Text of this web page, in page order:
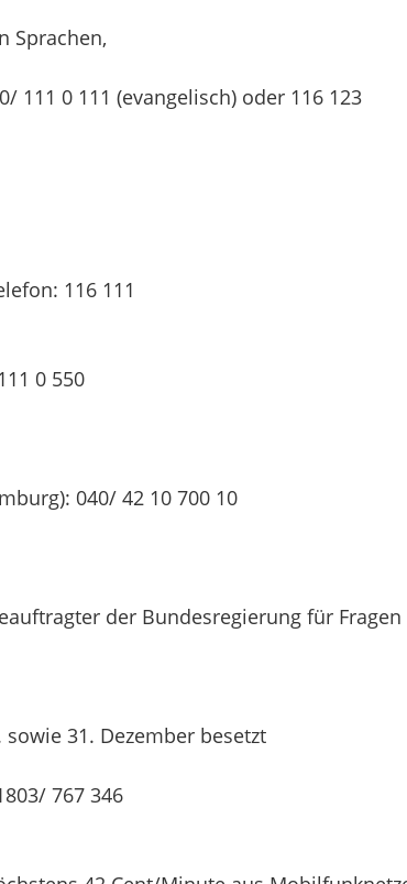
Sprachen,
111 0 111 (evangelisch) oder 116 123
116 111
0 550
040/ 42 10 700 10
der Bundesregierung für
31. Dezember besetzt
767 346